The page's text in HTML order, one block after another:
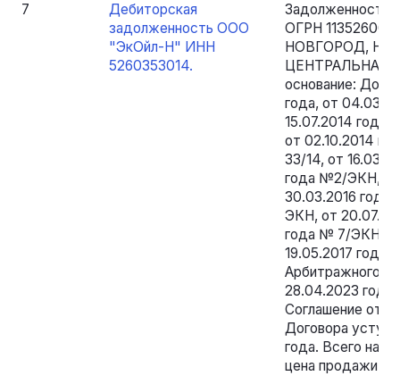
7
Дебиторская
задолженность ООО
"ЭкОйл-Н" ИНН
5260353014.
ОГРН
НОВГОРОД,
ЦЕНТРАЛЬНАЯ
основание:
года, от
15.07.2014 года
от 02.10.2014
33/14, от
года №2/ЭКН,
30.03.2016
ЭКН, от
года № 7/ЭКН,
19.05.2017
Арбитражного
28.04.2023
Соглашение от
Договора
года. Всего на
цена продажи